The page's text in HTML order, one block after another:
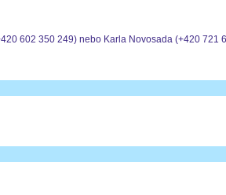
602 350 249) nebo Karla Novosada (+420 721